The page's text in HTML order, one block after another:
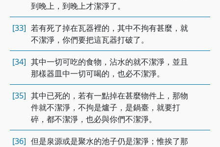
到晚上，到晚上才潔淨了。
[33] 若有死了掉在瓦器裡的，其中不拘有甚麼，就
不潔淨，你們要把這瓦器打破了。
[34] 其中一切可吃的食物，沾水的就不潔淨，並且
那樣器皿中一切可喝的，也必不潔淨。
[35] 其中已死的，若有一點掉在甚麼物件上，那物
件就不潔淨，不拘是爐子，是鍋臺，就要打
碎，都不潔淨，也必與你們不潔淨。
[36] 但是泉源或是聚水的池子仍是潔淨；惟挨了那